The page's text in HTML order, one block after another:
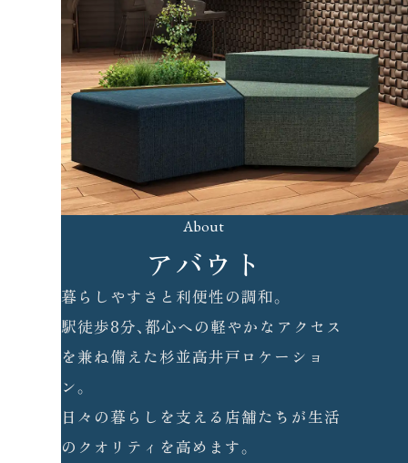
ワークスペース完成予想CG
アバウト
暮らしやすさと利便性の調和。
駅徒歩8分、都心への軽やかなアクセス
を兼ね備えた杉並高井戸ロケーショ
ン。
日々の暮らしを支える店舗たちが生活
のクオリティを高めます。